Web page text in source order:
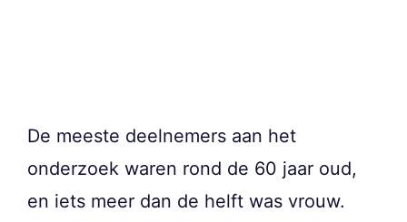
De meeste deelnemers aan het
onderzoek waren rond de 60 jaar oud,
en iets meer dan de helft was vrouw.